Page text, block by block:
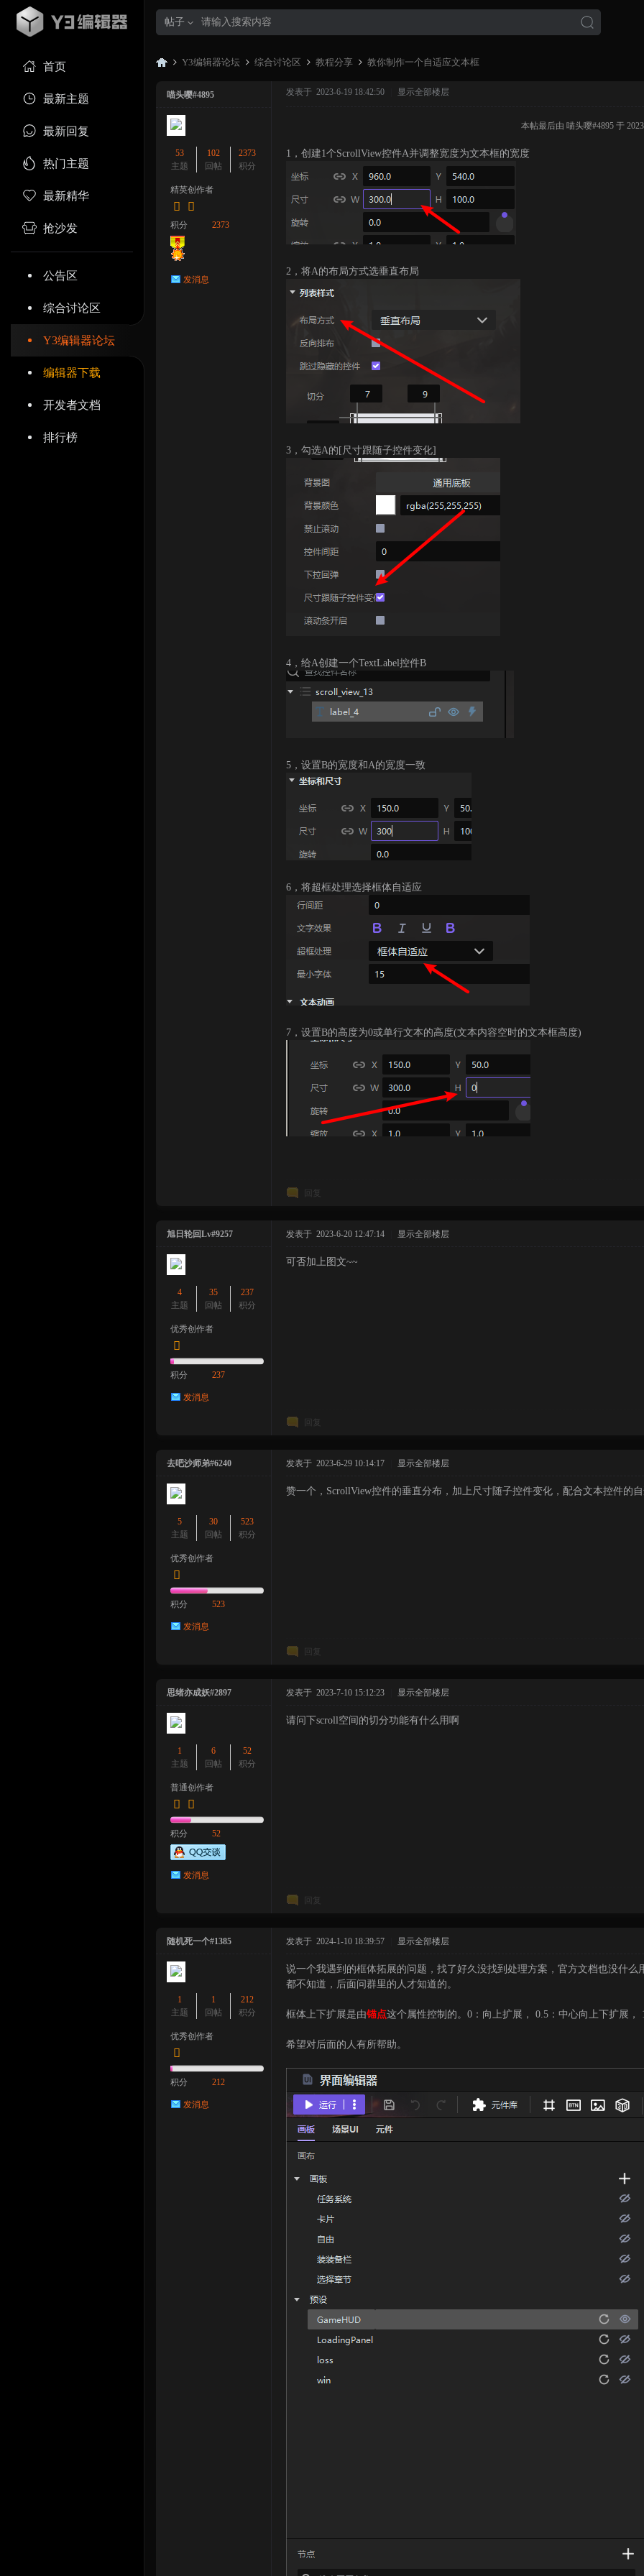
首页
最新主题
最新回复
热门主题
最新精华
抢沙发
公告区
综合讨论区
Y3编辑器论坛
编辑器下载
开发者文档
排行榜
帖子
»
Y3编辑器论坛 综合讨论区 教程分享 教你制作一个自适应文本框
喵头嘤#4895
53
主题
102
回帖
2373
积分
精英创作者
积分 2373
发消息
发表于 2023-6-19 18:42:50 显示全部楼层
本帖最后由 喵头嘤#4895 于
1，创建1个ScrollView控件A并调整宽度为文本框的宽度
2，将A的布局方式选垂直布局
3，勾选A的[尺寸跟随子控件变化]
4，给A创建一个TextLabel控件B
5，设置B的宽度和A的宽度一致
6，将超框处理选择框体自适应
7，设置B的高度为0或单行文本的高度(文本内容空时的文本框高度)
回复
旭日轮回Lv#9257
4
主题
35
回帖
237
积分
优秀创作者
积分 237
发消息
发表于 2023-6-20 12:47:14 显示全部楼层
可否加上图文~~
回复
去吧沙师弟#6240
5
主题
30
回帖
523
积分
优秀创作者
积分 523
发消息
发表于 2023-6-29 10:14:17 显示全部楼层
赞一个，ScrollView控件的垂直分布，加上尺寸随子控件变化，配合文本控件的
回复
思绪亦成妖#2897
1
主题
6
回帖
52
积分
普通创作者
积分 52
发消息
发表于 2023-7-10 15:12:23 显示全部楼层
请问下scroll空间的切分功能有什么用啊
回复
随机死一个#1385
1
主题
1
回帖
212
积分
优秀创作者
积分 212
发消息
发表于 2024-1-10 18:39:57 显示全部楼层
说一个我遇到的框体拓展的问题，找了好久没找到处理方案，官方文档也没什
都不知道，后面问群里的人才知道的。
框体上下扩展是由锚点这个属性控制的。0：向上扩展， 0.5：中心向上下扩展，
希望对后面的人有所帮助。